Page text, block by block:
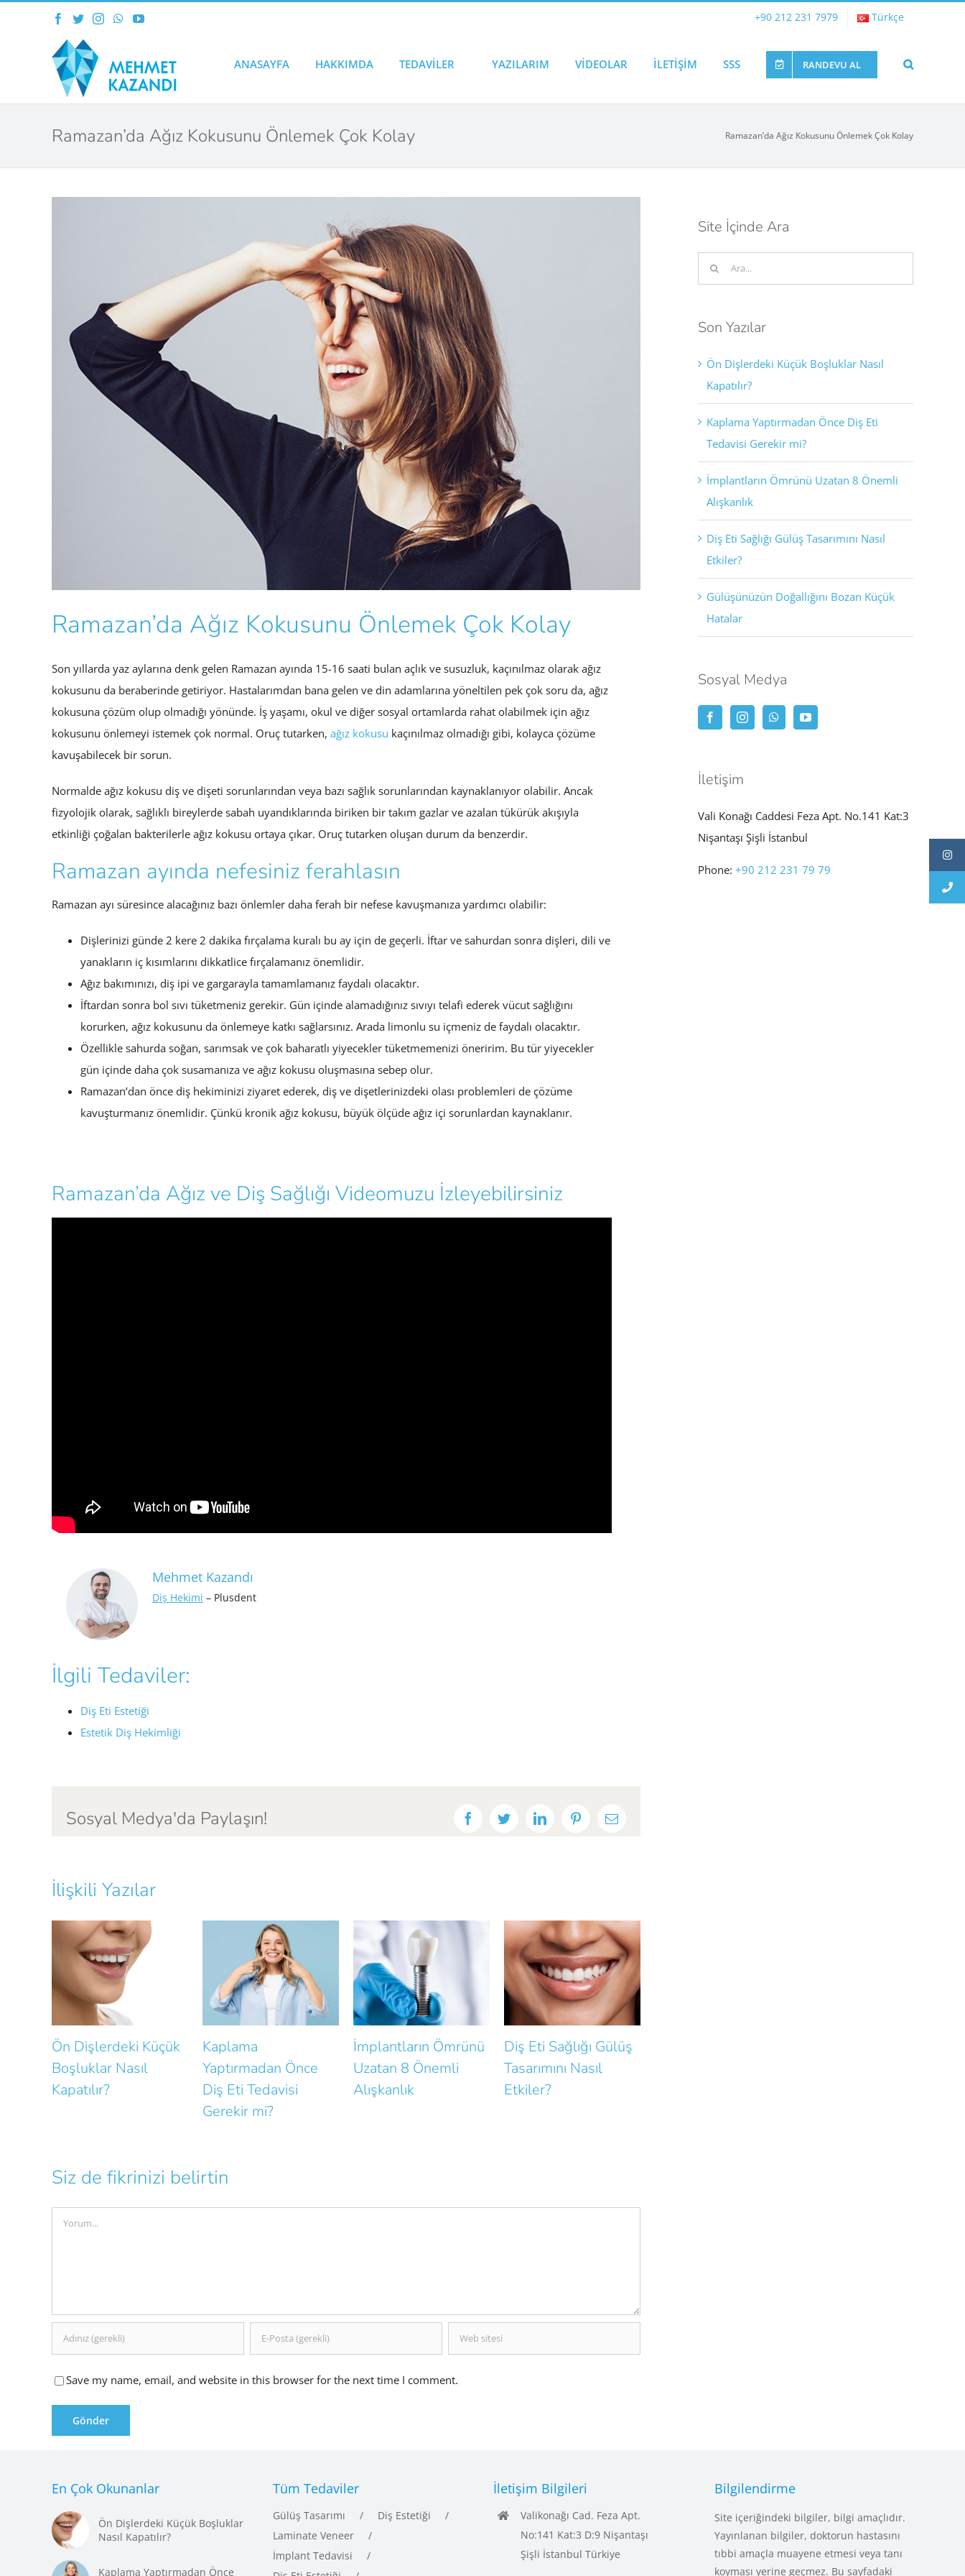
Facebook
TwitterInstagramWhatsApp
YouTube +90 212 231 7979 Türkçe
ANASAYFA HAKKIMDA TEDAVİLER YAZILARIM VİDEOLAR İLETİŞİM SSS RANDEVU AL
Ramazan’da Ağız Kokusunu Önlemek Çok Kolay Ramazan’da Ağız Kokusunu Önlemek Çok Kolay
Ramazan’da Ağız Kokusunu Önlemek Çok Kolay
Son yıllarda yaz aylarına denk gelen Ramazan ayında 15-16 saati bulan açlık ve susuzluk, kaçınılmaz olarak ağız
kokusunu da beraberinde getiriyor. Hastalarımdan bana gelen ve din adamlarına yöneltilen pek çok soru da, ağız
kokusuna çözüm olup olmadığı yönünde. İş yaşamı, okul ve diğer sosyal ortamlarda rahat olabilmek için ağız
kokusunu önlemeyi istemek çok normal. Oruç tutarken, ağız kokusu kaçınılmaz olmadığı gibi, kolayca çözüme
kavuşabilecek bir sorun.
Normalde ağız kokusu diş ve dişeti sorunlarından veya bazı sağlık sorunlarından kaynaklanıyor olabilir. Ancak
fizyolojik olarak, sağlıklı bireylerde sabah uyandıklarında biriken bir takım gazlar ve azalan tükürük akışıyla
etkinliği çoğalan bakterilerle ağız kokusu ortaya çıkar. Oruç tutarken oluşan durum da benzerdir.
Ramazan ayında nefesiniz ferahlasın
Ramazan ayı süresince alacağınız bazı önlemler daha ferah bir nefese kavuşmanıza yardımcı olabilir:
Dişlerinizi günde 2 kere 2 dakika fırçalama kuralı bu ay için de geçerli. İftar ve sahurdan sonra dişleri, dili ve
yanakların iç kısımlarını dikkatlice fırçalamanız önemlidir.
Ağız bakımınızı, diş ipi ve gargarayla tamamlamanız faydalı olacaktır.
İftardan sonra bol sıvı tüketmeniz gerekir. Gün içinde alamadığınız sıvıyı telafi ederek vücut sağlığını
korurken, ağız kokusunu da önlemeye katkı sağlarsınız. Arada limonlu su içmeniz de faydalı olacaktır.
Özellikle sahurda soğan, sarımsak ve çok baharatlı yiyecekler tüketmemenizi öneririm. Bu tür yiyecekler
gün içinde daha çok susamanıza ve ağız kokusu oluşmasına sebep olur.
Ramazan’dan önce diş hekiminizi ziyaret ederek, diş ve dişetlerinizdeki olası problemleri de çözüme
kavuşturmanız önemlidir. Çünkü kronik ağız kokusu, büyük ölçüde ağız içi sorunlardan kaynaklanır.
Ramazan’da Ağız ve Diş Sağlığı Videomuzu İzleyebilirsiniz
Mehmet Kazandı
Diş Hekimi – Plusdent
İlgili Tedaviler:
Diş Eti Estetiği
Estetik Diş Hekimliği
Sosyal Medya'da Paylaşın! FacebookTwitterLinkedInPinterestE-
İlişkili Yazılar
Küçük
Nasıl
Kaplama
Yaptırmadan Önce
Diş Eti Tedavisi
İmplantların Ömrünü
Uzatan 8 Önemli
Alışkanlık
Diş Eti Sağlığı Gülüş
Tasarımını Nasıl
Gülüşünüzün
Doğallığını Bozan
Siz de fikrinizi belirtin
Comment
Save my name, email, and website in this browser for the next time I comment.
Site İçinde Ara
Ara:
Son Yazılar
Ön Dişlerdeki Küçük Boşluklar Nasıl
Kapatılır?
Kaplama Yaptırmadan Önce Diş Eti
Tedavisi Gerekir mi?
İmplantların Ömrünü Uzatan 8 Önemli
Alışkanlık
Diş Eti Sağlığı Gülüş Tasarımını Nasıl
Etkiler?
Gülüşünüzün Doğallığını Bozan Küçük
Hatalar
Sosyal Medya
İletişim
Vali Konağı Caddesi Feza Apt. No.141 Kat:3
Nişantaşı Şişli İstanbul
Phone: +90 212 231 79 79
En Çok Okunanlar
Ön Dişlerdeki Küçük Boşluklar
Nasıl Kapatılır?
Kaplama Yaptırmadan Önce
Tüm Tedaviler
Gülüş Tasarımı
Diş Estetiği
Laminate Veneer
İmplant Tedavisi
İletişim Bilgileri
Valikonağı Cad. Feza Apt.
No:141 Kat:3 D:9 Nişantaşı
Şişli İstanbul Türkiye
Bilgilendirme
Site içeriğindeki bilgiler, bilgi amaçlıdır.
Yayınlanan bilgiler, doktorun hastasını
tıbbi amaçla muayene etmesi veya tanı
koyması yerine geçmez. Bu sayfadaki